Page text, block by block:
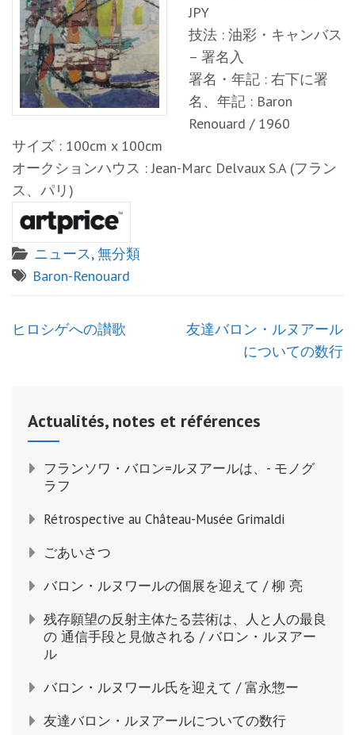
JPY
技法 : 油彩・キャンバス
– 署名入
署名・年記 : 右下に署
名、年記 : Baron
Renouard / 1960
サイズ : 100cm x 100cm
オークションハウス : Jean-Marc Delvaux S.A (フラン
ス、パリ)
ニュース,無分類
Baron-Renouard
投
ゲ
ー
シ
ン
ヒロシゲへの讃歌
友達バロン・ルヌアール
についての数行
Actualités, notes et références
フランソワ・バロン=ルヌアールは、- モノグ
ラフ
Rétrospective au Château-Musée Grimaldi
ごあいさつ
バロン・ルヌワールの個展を迎えて / 柳 亮
残存願望の反射主体たる芸術は、人と人の最良
の 通信手段と見倣される / バロン・ルヌアー
ル
バロン・ルヌワール氏を迎えて / 富永惣ー
友達バロン・ルヌアールについての数行